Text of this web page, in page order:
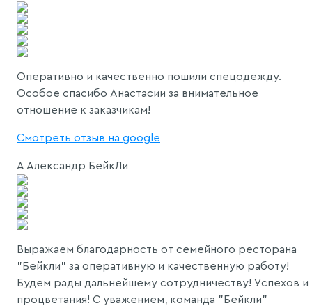
Оперативно и качественно пошили спецодежду.
Особое спасибо Анастасии за внимательное
отношение к заказчикам!
Смотреть отзыв на google
А Александр БейкЛи
Выражаем благодарность от семейного ресторана
"Бейкли" за оперативную и качественную работу!
Будем рады дальнейшему сотрудничеству! Успехов и
процветания! С уважением, команда "Бейкли"